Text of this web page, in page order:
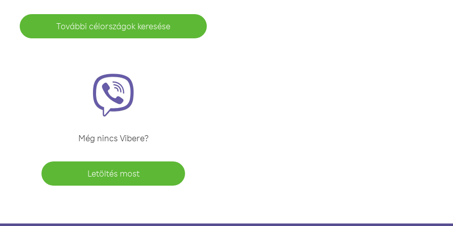
További célországok keresése
Még nincs Vibere?
Letöltés most